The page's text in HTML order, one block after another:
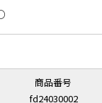
商品番号
fd24030002